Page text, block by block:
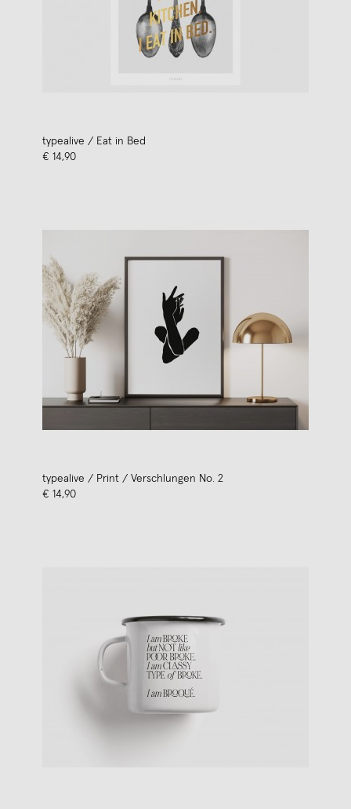
typealive / Eat in Bed
€ 14,90
typealive / Print / Verschlungen No. 2
€ 14,90